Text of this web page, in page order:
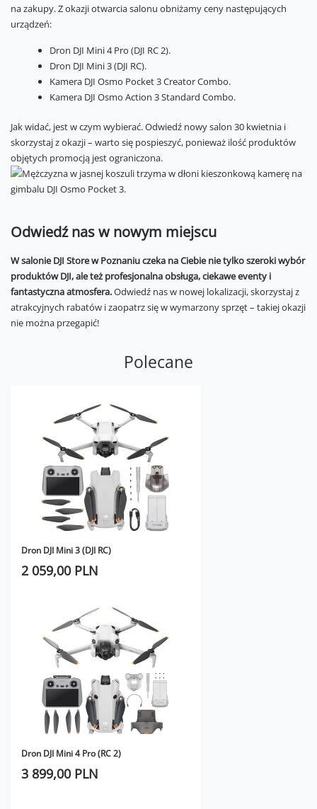
na zakupy. Z okazji otwarcia salonu obniżamy ceny następujących
urządzeń:
Dron DJI Mini 4 Pro (DJI RC 2).
Dron DJI Mini 3 (DJI RC).
Kamera DJI Osmo Pocket 3 Creator Combo.
Kamera DJI Osmo Action 3 Standard Combo.
Jak widać, jest w czym wybierać. Odwiedź nowy salon 30 kwietnia i
skorzystaj z okazji – warto się pospieszyć, ponieważ ilość produktów
objętych promocją jest ograniczona.
Odwiedź nas w nowym miejscu
W salonie DJI Store w Poznaniu czeka na Ciebie nie tylko szeroki wybór
produktów DJI, ale też profesjonalna obsługa, ciekawe eventy i
fantastyczna atmosfera.Odwiedź nas w nowej lokalizacji, skorzystaj z
atrakcyjnych rabatów i zaopatrz się w wymarzony sprzęt – takiej okazji
nie można przegapić!
Polecane
Dron DJI Mini 3 (DJI RC)
2 059,00 PLN
Dron DJI Mini 4 Pro (RC 2)
3 899,00 PLN